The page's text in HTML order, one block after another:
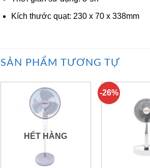
Kích thước quạt: 230 x 70 x 338mm
SẢN PHẨM TƯƠNG TỰ
HẾT HÀNG
-26%